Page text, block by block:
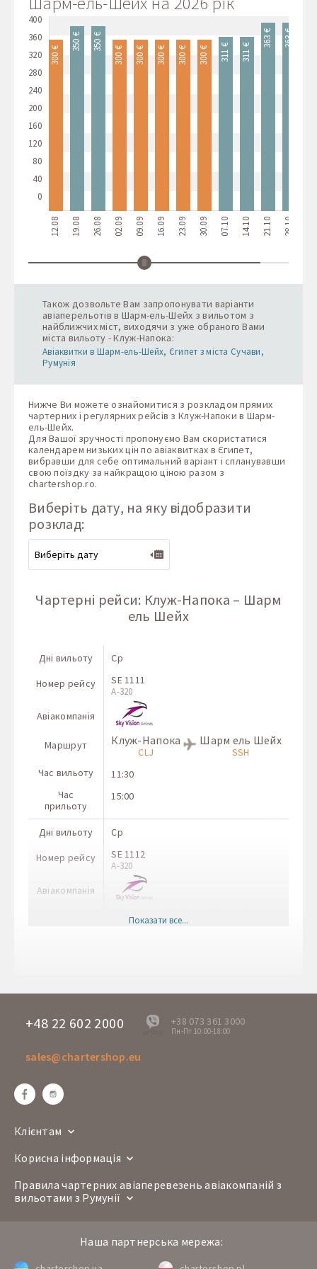
400
360
320
280
240
200
160
120
80
40
0
300 €
12.08
350 €
19.08
350 €
26.08
300 €
02.09
300 €
09.09
300 €
16.09
300 €
23.09
300 €
30.09
311 €
07.10
311 €
14.10
363 €
21.10
363 €
28.10
Також дозвольте Вам запропонувати варіанти
авіаперельотів в Шарм-ель-Шейх з вильотом з
найближчих міст, виходячи з уже обраного Вами
міста вильоту - Клуж-Напока:
Авіаквитки в Шарм-ель-Шейх, Єгипет з міста Сучави,
Румунія
Нижче Ви можете ознайомитися з розкладом прямих
чартерних і регулярних рейсів з Клуж-Напоки в Шарм-
ель-Шейх.
Для Вашої зручності пропонуємо Вам скористатися
календарем низьких цін по авіаквитках в Єгипет,
вибравши для себе оптимальний варіант і спланувавши
свою поїздку за найкращою ціною разом з
chartershop.ro.
Виберіть дату, на яку відобразити
розклад:
Чартерні рейси: Клуж-Напока – Шарм
ель Шейх
Дні вильоту
Номер рейсу
Авіакомпанія
Маршрут
Час вильоту
Час
прильоту
Ср
SE 1111
A-320
Клуж-Напока
CLJ
Шарм ель Шейх
SSH
11:30
15:00
Дні вильоту
Номер рейсу
Авіакомпанія
Ср
SE 1112
A-320
Шарм ель Шейх
SSH
Номер рейсу
Авіакомпанія
Маршрут
прильоту
U5 6243
Дні вильоту
Номер рейсу
Авіакомпанія
Ср
U5 6244
Шарм ель Шейх Клуж-Напока
Показати все...
+48 22 602 2000
offline
+38 073 361 3000
Пн-Пт 10:00-18:00
sales@chartershop.eu
Клієнтам
Корисна інформація
Правила чартерних авіаперевезень авіакомпаній з
вильотами з Румунії
Наша партнерська мережа: